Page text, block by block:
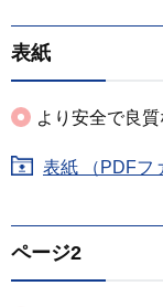
表紙
より安全で良
表紙 （PDFフ
ページ2